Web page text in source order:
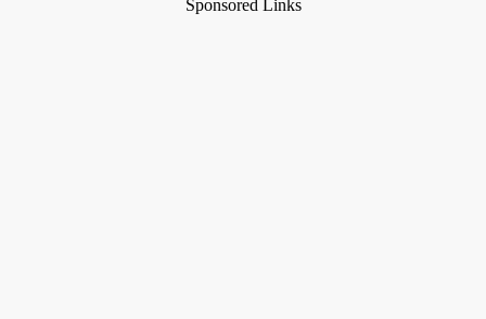
Sponsored Links